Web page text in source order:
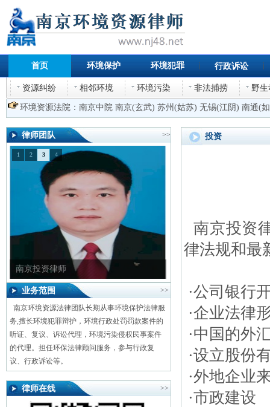
首页 环境保护 环境犯罪 行政诉讼
资源纠纷 相邻环境 环境污染 非法捕捞 野生
环境资源法院： 南京中院 南京(玄武) 苏州(姑苏) 无锡(江阴) 南通(
律师团队 >>
南京投资律师
1 2 3 4
业务范围 >>
南京环境资源法律团队长期从事环境保护法律服
务,擅长环境犯罪辩护，环境行政处罚罚款案件的
听证、复议、诉讼代理，环境污染侵权民事案件
的代理。担任环保法律顾问服务，参与行政复
议、行政诉讼等。
律师在线 >>
投资
南京投资
律法规和最
·公司银行
·企业法律
·中国的外
·设立股份
·外地企业
·市政建设